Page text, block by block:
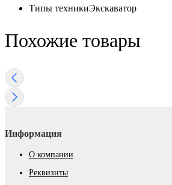
Типы техникиЭкскаватор
Похожие товары
Информация
О компании
Реквизиты